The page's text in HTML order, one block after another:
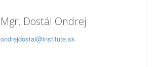
Mgr. Dostál Ondrej
ondrejdostal@institute.sk